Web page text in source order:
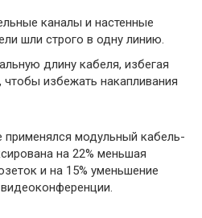
каналы и настенные
шли строго в одну линию.
длину кабеля, избегая
избежать накапливания
применялся модульный кабель-
на 22% меньшая
и на 15% уменьшение